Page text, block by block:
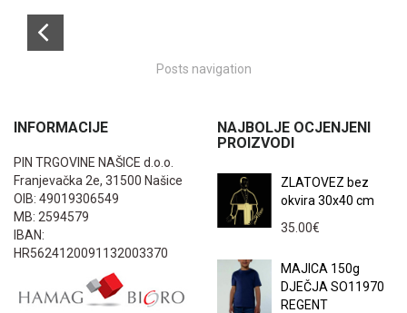
Posts navigation
INFORMACIJE
PIN TRGOVINE NAŠICE d.o.o.
Franjevačka 2e, 31500 Našice
OIB: 49019306549
MB: 2594579
IBAN:
HR5624120091132003370
NAJBOLJE OCJENJENI
PROIZVODI
ZLATOVEZ bez
okvira 30x40 cm
35.00€
MAJICA 150g
DJEČJA SO11970
REGENT